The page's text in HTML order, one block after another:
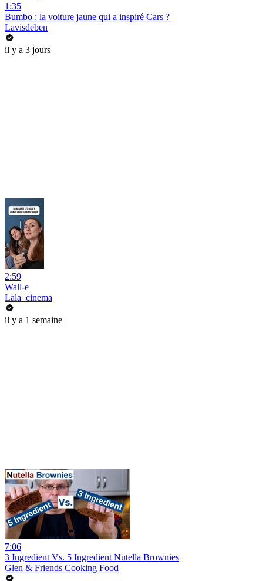
1:35
Bumbo : la voiture jaune qui a inspiré Cars ?
Lavisdeben
il y a 3 jours
2:59
Wall-e
Lala_cinema
il y a 1 semaine
7:06
3 Ingredient Vs. 5 Ingredient Nutella Brownies
Glen & Friends Cooking Food